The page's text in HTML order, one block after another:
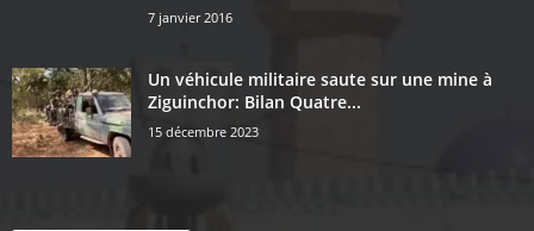
7 janvier 2016
Un véhicule militaire saute sur une mine à
Ziguinchor: Bilan Quatre...
15 décembre 2023